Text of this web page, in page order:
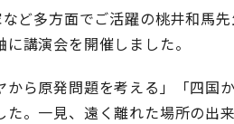
ど多方面でご活躍の桃井和馬
講演会を開催しました。
ら原発問題を考える」「四国
。一見、遠く離れた場所の出